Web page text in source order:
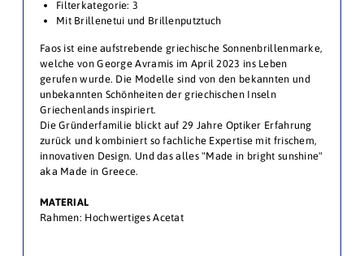
Filterkategorie: 3
Mit Brillenetui und Brillenputztuch
Faos ist eine aufstrebende griechische Sonnenbrillenmarke,
welche von George Avramis im April 2023 ins Leben
gerufen wurde. Die Modelle sind von den bekannten und
unbekannten Schönheiten der griechischen Inseln
Griechenlands inspiriert.
Die Gründerfamilie blickt auf 29 Jahre Optiker Erfahrung
zurück und kombiniert so fachliche Expertise mit frischem,
innovativen Design. Und das alles "Made in bright sunshine"
aka Made in Greece.
MATERIAL
Rahmen: Hochwertiges Acetat